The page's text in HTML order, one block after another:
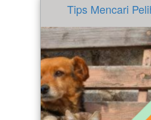
Tips Mencari